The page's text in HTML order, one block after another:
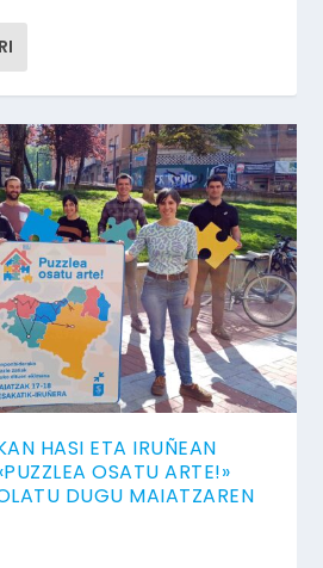
HASI ETA IRUÑEAN
OSATU ARTE!»
DUGU MAIATZAREN